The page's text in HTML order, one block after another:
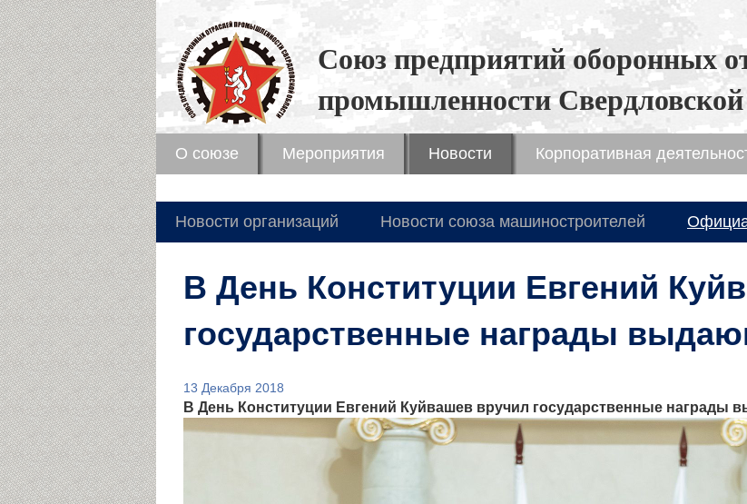
Союз предприятий оборонных
промышленности Свердловской
О союзе Мероприятия Новости Корпоративная
Новости организаций Новости союза машиностроителей
В День Конституции Евгений
государственные награды
13 Декабря 2018
В День Конституции Евгений Куйвашев вручил государственные награды